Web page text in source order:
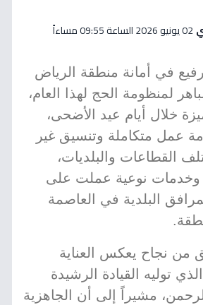
02 يونيو 2026 الساعة 09:55 مساءاً
في أمانة منطقة الرياض
لمنظومة الحج لهذا العام،
خلال أيام عيد الأضحى،
عمل متكاملة وتنسيق غير
القطاعات والبلديات،
وخدمات نوعية عملت على
البلدية في العاصمة
من نجاح يعكس العناية
الذي توليه القيادة الرشيدة
مشيراً إلى أن الجاهزية